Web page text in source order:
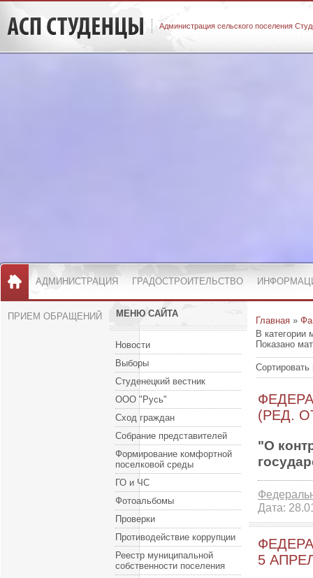
Администрация сельского поселения
АДМИНИСТРАЦИЯ ГРАДОСТРОИТЕЛЬСТВО
ПРИЕМ ОБРАЩЕНИЙ МЕНЮ САЙТА
Новости
Выборы
Студенецкий вестник
ООО "Русь"
Сход граждан
Собрание представителей
Формирование комфортной
поселковой среды
ГО и ЧС
Фотоальбомы
Проверки
Противодействие коррупции
Реестр муниципальной
собственности поселения
Главная »
В категории
Показано
Сортировать
(РЕД.
"О
Дата:
5